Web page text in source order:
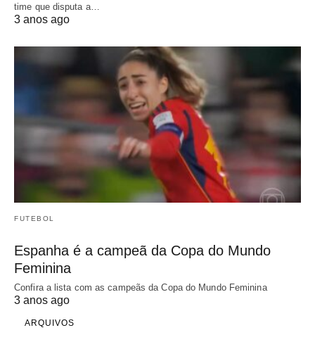
time que disputa a…
3 anos ago
FUTEBOL
Espanha é a campeã da Copa do Mundo
Feminina
Confira a lista com as campeãs da Copa do Mundo Feminina
3 anos ago
ARQUIVOS